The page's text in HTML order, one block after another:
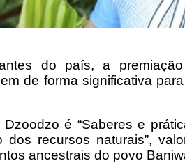
do país, a
de forma significativa
é “Saberes e
recursos naturais”,
ancestrais do povo